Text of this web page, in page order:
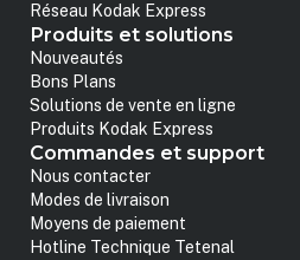
Réseau Kodak Express
Produits et solutions
Nouveautés
Bons Plans
Solutions de vente en ligne
Produits Kodak Express
Commandes et support
Nous contacter
Modes de livraison
Moyens de paiement
Hotline Technique Tetenal